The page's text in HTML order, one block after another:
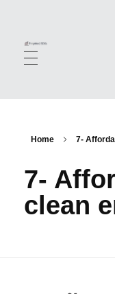
TropMed SDGS
Home 7-
7-
clean